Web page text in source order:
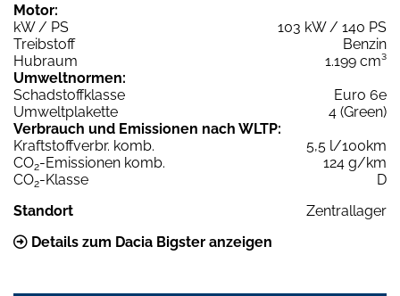
Motor:
kW / PS
103 kW / 140 PS
Treibstoff
Benzin
Hubraum
1.199 cm³
Umweltnormen:
Schadstoffklasse
Euro 6e
Umweltplakette
4 (Green)
Verbrauch und Emissionen nach WLTP:
Kraftstoffverbr. komb.
5,5 l/100km
CO2-Emissionen komb.
124 g/km
CO2-Klasse
D
Standort
Zentrallager
Details zum Dacia Bigster anzeigen